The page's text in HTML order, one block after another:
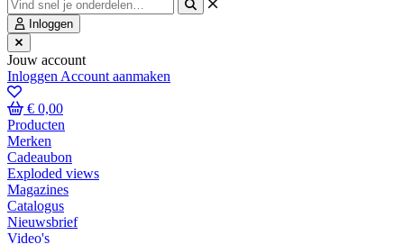
Inloggen
Jouw account
Inloggen Account aanmaken
€ 0,00
Producten
Merken
Cadeaubon
Exploded views
Magazines
Catalogus
Nieuwsbrief
Video's